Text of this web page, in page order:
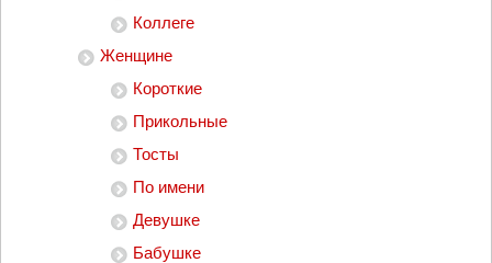
Коллеге
Женщине
Короткие
Прикольные
Тосты
По имени
Девушке
Бабушке